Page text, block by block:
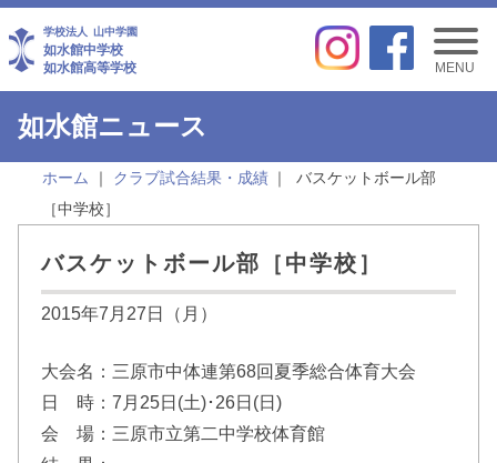
学校法人 山中学園
如水館中学校
如水館高等学校
MENU
如水館ニュース
ホーム クラブ試合結果・成績
バスケットボール部
［中学校］
バスケットボール部［中学校］
2015年7月27日（月）
大会名：三原市中体連第68回夏季総合体育大会
日 時：7月25日(土)･26日(日)
会 場：三原市立第二中学校体育館